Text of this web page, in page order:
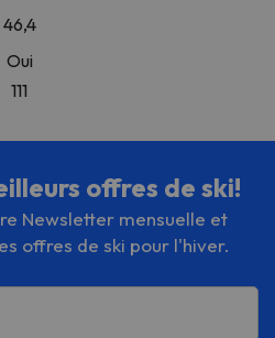
46,4
Oui
111
offres de ski!
Newsletter mensuelle et
offres de ski pour l'hiver.